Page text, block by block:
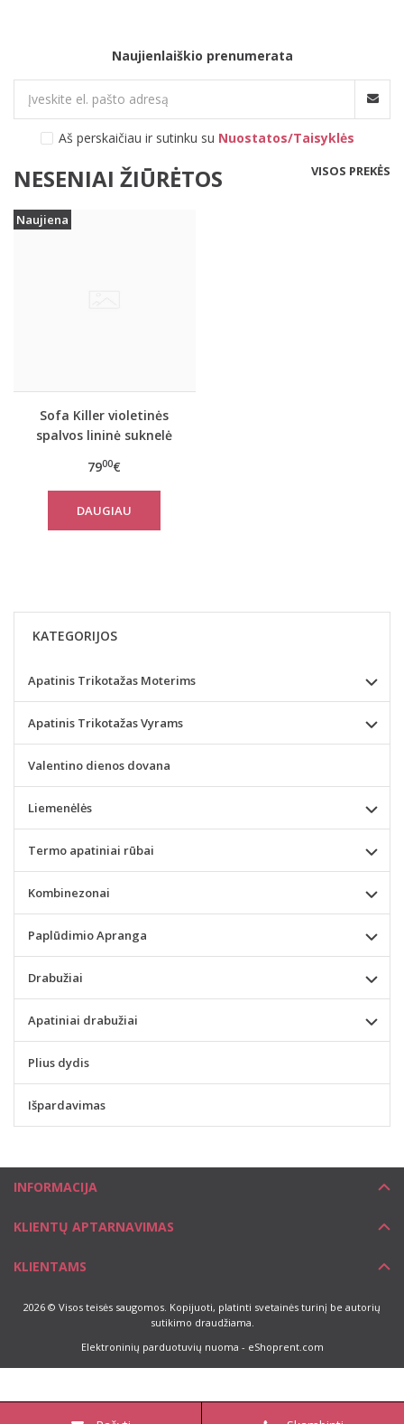
Naujienlaiškio prenumerata
Aš perskaičiau ir sutinku su Nuostatos/Taisyklės
NESENIAI ŽIŪRĖTOS VISOS PREKĖS
Naujiena
Sofa Killer violetinės
spalvos lininė suknelė
7900€
DAUGIAU
KATEGORIJOS
Apatinis Trikotažas Moterims
Apatinis Trikotažas Vyrams
Valentino dienos dovana
Liemenėlės
Termo apatiniai rūbai
Kombinezonai
Paplūdimio Apranga
Drabužiai
Apatiniai drabužiai
Plius dydis
Išpardavimas
INFORMACIJA
KLIENTŲ APTARNAVIMAS
KLIENTAMS
2026 © Visos teisės saugomos. Kopijuoti, platinti svetainės turinį be autorių
sutikimo draudžiama.
Elektroninių parduotuvių nuoma - eShoprent.com